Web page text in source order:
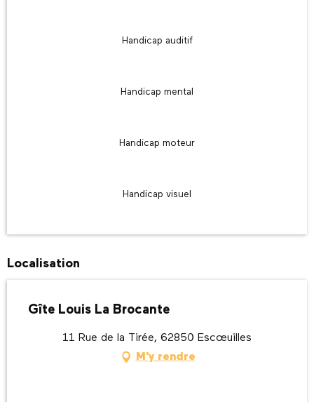
Handicap auditif
Handicap mental
Handicap moteur
Handicap visuel
Localisation
Gîte Louis La Brocante
11 Rue de la Tirée, 62850 Escœuilles
M'y rendre